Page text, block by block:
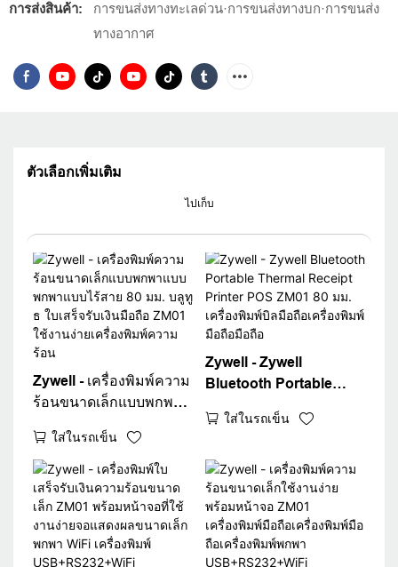
การส่งสินค้า:
การขนส่งทางทะเลด่วน·การขนส่งทางบก·การขนส่ง
ทางอากาศ
ตัวเลือกเพิ่มเติม
ไปเก็บ
Zywell - เครื่องพิมพ์ความ
ร้อนขนาดเล็กแบบพกพา
มม. บลูทู ธ ใบเสร็จรับเงิน
มือถือ ZM01 ใช้งานง่าย
เครื่องพิมพ์ความร้อน
ใส่ในรถเข็น
Zywell - Zywell
Bluetooth Portable
POS ZM01 80 มม.
เครื่องพิมพ์มือถือมือถือ
ใส่ในรถเข็น